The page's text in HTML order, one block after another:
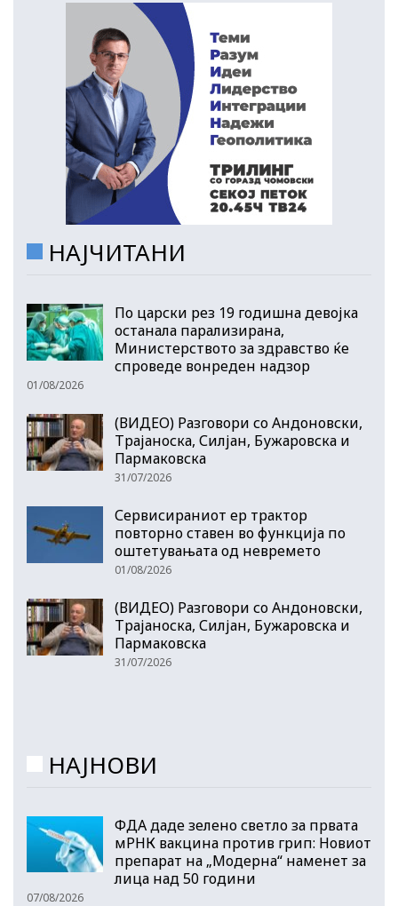
НАЈЧИТАНИ
По царски рез 19 годишна девојка
останала парализирана,
Министерството за здравство ќе
спроведе вонреден надзор
01/08/2026
(ВИДЕО) Разговори со Андоновски,
Трајаноска, Силјан, Бужаровска и
Пармаковска
31/07/2026
Сервисираниот ер трактор
повторно ставен во функција по
оштетувањата од невремето
01/08/2026
(ВИДЕО) Разговори со Андоновски,
Трајаноска, Силјан, Бужаровска и
Пармаковска
31/07/2026
НАЈНОВИ
ФДА даде зелено светло за првата
мРНК вакцина против грип: Новиот
препарат на „Модерна“ наменет за
лица над 50 години
07/08/2026